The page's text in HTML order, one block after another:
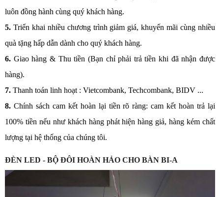
luôn đồng hành cùng quý khách hàng.
5. Triển khai nhiều chương trình giảm giá, khuyến mãi cùng nhiều
quà tặng hấp dẫn dành cho quý khách hàng.
6. Giao hàng & Thu tiền (Bạn chỉ phải trả tiền khi đã nhận được
hàng).
7. Thanh toán linh hoạt : Vietcombank, Techcombank, BIDV ...
8. Chính sách cam kết hoàn lại tiền rõ ràng: cam kết hoàn trả lại
100% tiền nếu như khách hàng phát hiện hàng giả, hàng kém chất
lượng tại hệ thống của chúng tôi.
ĐÈN LED - BỘ ĐÔI HOÀN HẢO CHO BÀN BI-A